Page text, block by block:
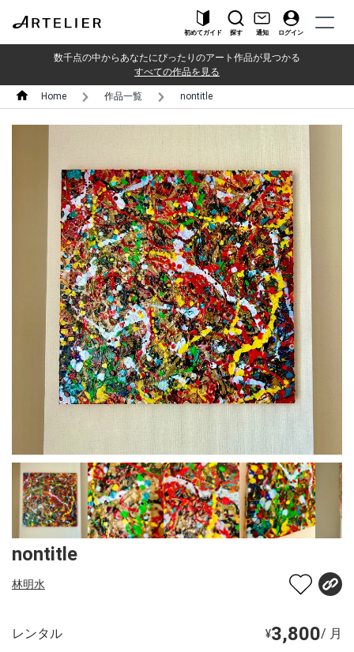
初めてガイド 探す 通知 ログイン
数千点の中からあなたにぴったりのアート作品が見つかる
すべての作品を見る
Home 作品一覧 nontitle
nontitle
林明水
レンタル ¥3,800/ 月